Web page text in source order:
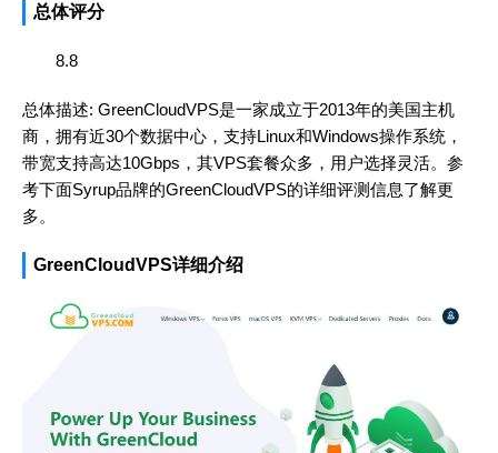
总体评分
8.8
总体描述: GreenCloudVPS是一家成立于2013年的美国主机
商，拥有近30个数据中心，支持Linux和Windows操作系统，
带宽支持高达10Gbps，其VPS套餐众多，用户选择灵活。参
考下面Syrup品牌的GreenCloudVPS的详细评测信息了解更
多。
GreenCloudVPS详细介绍